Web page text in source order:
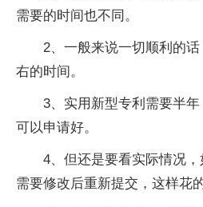
需要的时间也不同。
2、一般来说一切顺利的
右的时间。
3、实用新型专利需要半
可以申请好。
4、但还是要看实际情况
需要修改后重新提交，这样花